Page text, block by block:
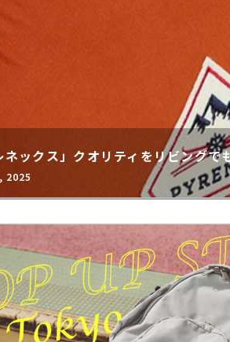
ネックス」クオリティをリビング
2025